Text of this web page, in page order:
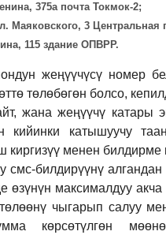
375а почта Токмок-2;
Маяковского, 3 Центральная
115 здание ОПВРР.
жеңүүчүсү номер
төлөбөгөн болсо,
жана жеңүүчү катары
кийинки катышуучу
киргизүү менен билдирме
смс-билдирүүнү алгандан
өзүнүн максималдуу
чыгарып салуу
көрсөтүлгөн